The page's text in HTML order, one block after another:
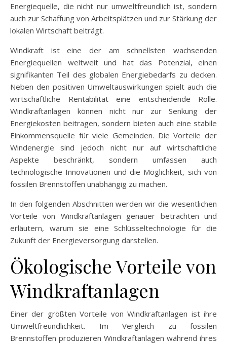
Energiequelle, die nicht nur umweltfreundlich ist, sondern
auch zur Schaffung von Arbeitsplätzen und zur Stärkung der
lokalen Wirtschaft beiträgt.
Windkraft ist eine der am schnellsten wachsenden
Energiequellen weltweit und hat das Potenzial, einen
signifikanten Teil des globalen Energiebedarfs zu decken.
Neben den positiven Umweltauswirkungen spielt auch die
wirtschaftliche Rentabilität eine entscheidende Rolle.
Windkraftanlagen können nicht nur zur Senkung der
Energiekosten beitragen, sondern bieten auch eine stabile
Einkommensquelle für viele Gemeinden. Die Vorteile der
Windenergie sind jedoch nicht nur auf wirtschaftliche
Aspekte beschränkt, sondern umfassen auch
technologische Innovationen und die Möglichkeit, sich von
fossilen Brennstoffen unabhängig zu machen.
In den folgenden Abschnitten werden wir die wesentlichen
Vorteile von Windkraftanlagen genauer betrachten und
erläutern, warum sie eine Schlüsseltechnologie für die
Zukunft der Energieversorgung darstellen.
Ökologische Vorteile von
Windkraftanlagen
Einer der größten Vorteile von Windkraftanlagen ist ihre
Umweltfreundlichkeit. Im Vergleich zu fossilen
Brennstoffen produzieren Windkraftanlagen während ihres